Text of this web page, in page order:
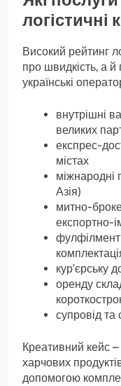
логістичні
Високий рейтинг
про швидкість, а й
українські
внутрішні
великих
експрес-
містах
Азія)
митно-
експортно-
фулфілмент
кур’єрську
оренду
супровід та
Креативний кейс
харчових
допомогою